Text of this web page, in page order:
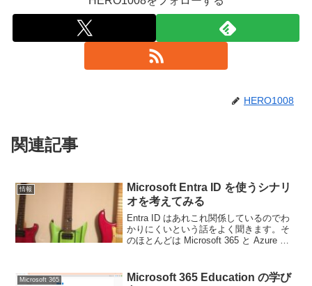
HERO1008
関連記事
情報
Microsoft Entra ID を使うシナリ
オを考えてみる
Entra ID はあれこれ関係しているのでわ
かりにくいという話をよく聞きます。そ
のほとんどは Microsoft 365 と Azure 両
われているのかと...
Microsoft 365
Microsoft 365 Education の学び